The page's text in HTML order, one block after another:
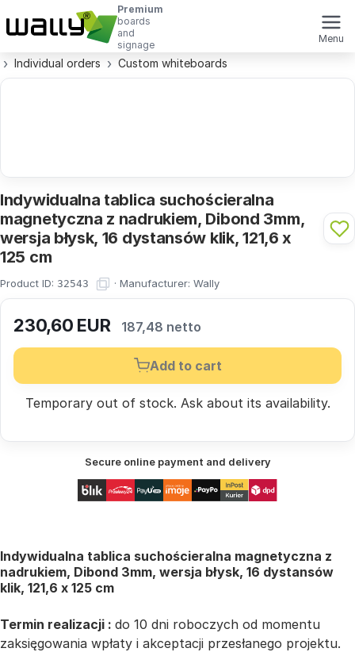
Premium
boards
and
signage
Menu
Individual orders Custom whiteboards
Indywidualna tablica suchościeralna
magnetyczna z nadrukiem, Dibond 3mm,
wersja błysk, 16 dystansów klik, 121,6 x
125 cm
Product ID: 32543 · Manufacturer: Wally
230,60 EUR 187,48 netto
Add to cart
Temporary out of stock. Askabout its availability.
Secure online payment and delivery
Indywidualna tablica suchościeralna magnetyczna z
nadrukiem, Dibond 3mm, wersja błysk, 16 dystansów
klik, 121,6 x 125 cm
Termin realizacji : do 10 dni roboczych od momentu
zaksięgowania wpłaty i akceptacji przesłanego projektu.